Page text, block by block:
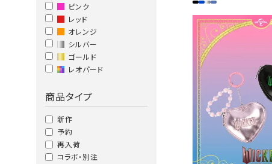
ピンク
レッド
オレンジ
シルバー
ゴールド
レオパード
商品タイプ
新作
予約
再入荷
コラボ・別注